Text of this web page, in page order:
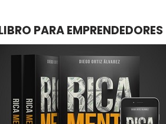
PARA EMPRENDEDORES